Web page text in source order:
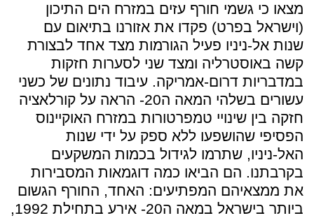
מצאו כי גשמי חורף עזים במזרח הים התיכון
(וישראל בפרט) פקדו את אזורנו בתיאום עם
שנות אל-ניניו פעיל הגורמות מצד אחד לבצורת
קשה באוסטרליה ומצד שני לסערות חזקות
במדבריות דרום-אמריקה. עיבוד נתונים של כשני
עשורים בשלהי המאה ה20- הראה על קורלאציה
חזקה בין שינויי טמפרטורות במזרח האוקיינוס
הפסיפי שהושפעו ללא ספק על ידי שנות
האל-ניניו, שתרמו לגידול בכמות המשקעים
בקרבתנו. הם הביאו כמה דוגמאות המסבירות
את ממצאיהם המפתיעים: האחד, החורף הגשום
ביותר בישראל במאה ה20- אירע בתחילת 1992,